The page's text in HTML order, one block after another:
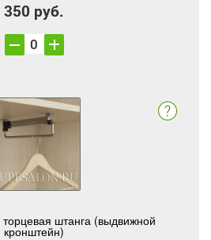
350 руб.
штанга (выдвижной
кронштейн)